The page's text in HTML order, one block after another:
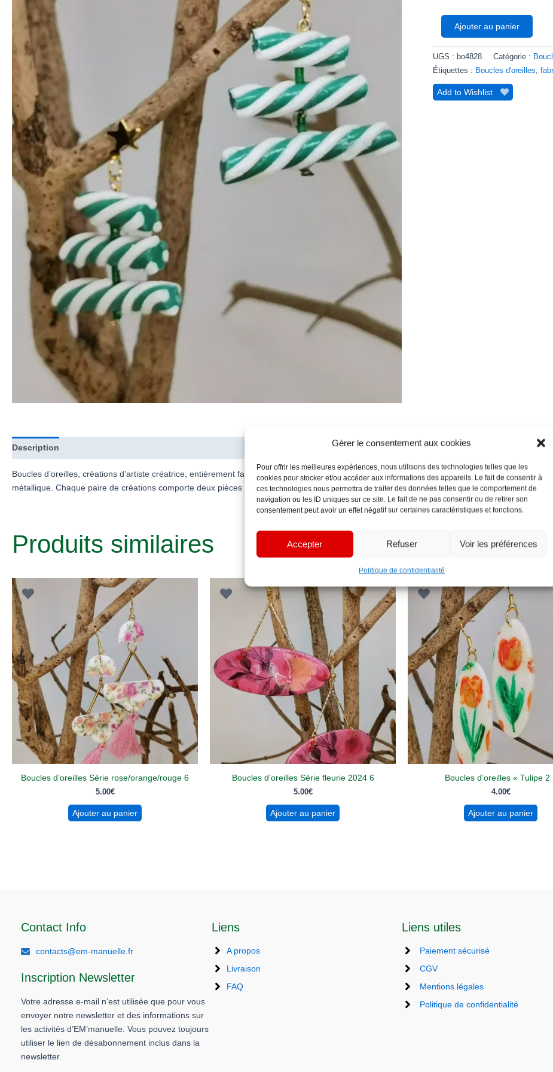
Gérer le consentement aux cookies
Pour offrir les meilleures expériences, nous utilisons des technologies telles que les
cookies pour stocker et/ou accéder aux informations des appareils. Le fait de consentir à
ces technologies nous permettra de traiter des données telles que le comportement de
navigation ou les ID uniques sur ce site. Le fait de ne pas consentir ou de retirer son
consentement peut avoir un effet négatif sur certaines caractéristiques et fonctions.
Accepter Refuser Voir les préférences
Politique de confidentialité
Ajouter au panier
UGS : bo4828 Catégorie :
Étiquettes : Boucles d'oreilles,
Add to Wishlist
Description
Boucles d’oreilles, créations d’artiste créatrice, entièrement faites à la main en France à l’aide de pâte polymère, perles Miyuki ou perles de
métallique. Chaque paire de créations comporte deux pièces pouvant être légèrement différentes en raison de la fabrication artisanale
Produits similaires
Boucles d’oreilles Série rose/orange/rouge 6
5.00€
Ajouter au panier
Boucles d’oreilles Série fleurie 2024 6
5.00€
Ajouter au panier
Boucles d’oreilles « Tulipe 2
4.00€
Ajouter au panier
Contact Info
contacts@em-manuelle.fr
Inscription Newsletter
Votre adresse e-mail n’est utilisée que pour vous
envoyer notre newsletter et des informations sur
les activités d’EM’manuelle. Vous pouvez toujours
utiliser le lien de désabonnement inclus dans la
newsletter.
Liens
A propos
Livraison
FAQ
Liens utiles
Paiement sécurisé
CGV
Mentions légales
Politique de confidentialité